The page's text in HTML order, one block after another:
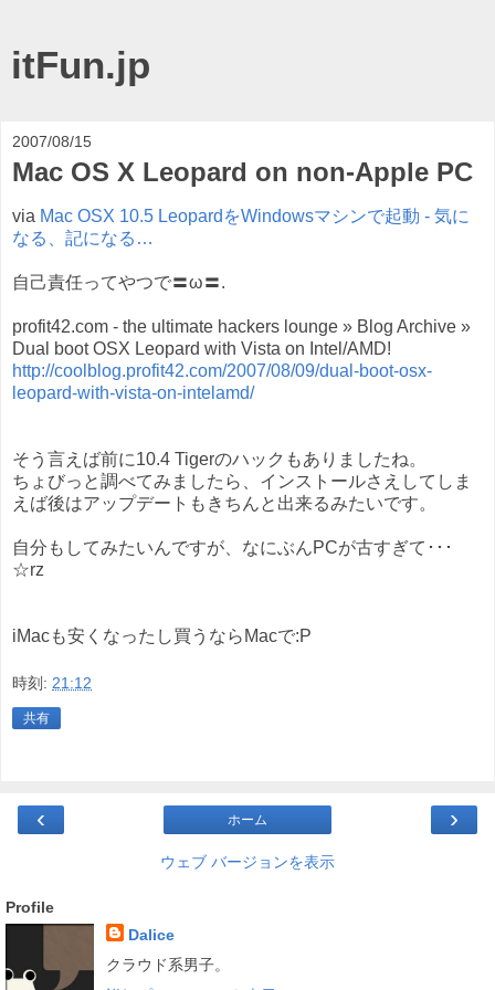
itFun.jp
2007/08/15
Mac OS X Leopard on non-Apple PC
via Mac OSX 10.5 LeopardをWindowsマシンで起動 - 気に
なる、記になる…
自己責任ってやつで〓ω〓.
profit42.com - the ultimate hackers lounge » Blog Archive »
Dual boot OSX Leopard with Vista on Intel/AMD!
http://coolblog.profit42.com/2007/08/09/dual-boot-osx-
leopard-with-vista-on-intelamd/
そう言えば前に10.4 Tigerのハックもありましたね。
ちょびっと調べてみましたら、インストールさえしてしま
えば後はアップデートもきちんと出来るみたいです。
自分もしてみたいんですが、なにぶんPCが古すぎて･･･
☆rz
iMacも安くなったし買うならMacで:P
時刻: 21:12
共有
‹ ›
ホーム
ウェブ バージョンを表示
Profile
Dalice
クラウド系男子。